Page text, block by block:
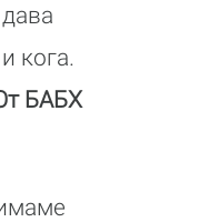
кога.
БАБХ